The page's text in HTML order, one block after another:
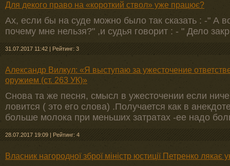
Для декого право на «короткий ствол» уже працює?
Ах, если бы на суде можно было так сказать : -" А
почему мне нельзя?" ,и судья говорит : - " Дело
31.07.2017 11:42 | Рейтинг: 3
Александр Вилкул: «Я выступаю за ужесточение
оружием (ст. 263 УК)»
Снова та же песня, смысл в ужесточении если
ловится ( это его слова) .Получается как в
больше молока при меньших затратах -ее надо
28.07.2017 19:09 | Рейтинг: 4
Власник нагородної зброї міністр юстиції Петренко лякає